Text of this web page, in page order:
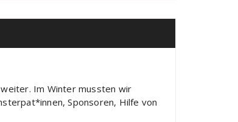
Im Winter mussten wir
Sponsoren, Hilfe von